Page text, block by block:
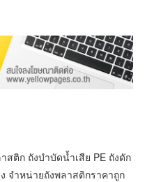
สติก ถังบำบัดน้ำเสีย PE ถังดัก
จำหน่ายถังพลาสติกราคาถูก